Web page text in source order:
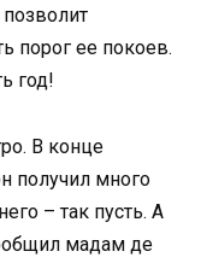
порог ее покоев.
год!
В конце
получил много
– так пусть. А
мадам де